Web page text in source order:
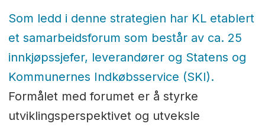
Som ledd i denne strategien har KL etablert
et samarbeidsforum som består av ca. 25
innkjøpssjefer, leverandører og Statens og
Kommunernes Indkøbsservice (SKI).
Formålet med forumet er å styrke
utviklingsperspektivet og utveksle